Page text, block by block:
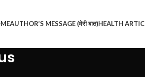
AUTHOR’S MESSAGE (मेरी बात)HEALTH